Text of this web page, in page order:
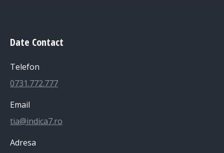
Date Contact
Telefon
0731.772.777
Email
tia@indica7.ro
Adresa